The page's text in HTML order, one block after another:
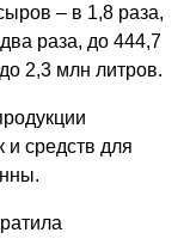
– в 1,8 раза,
раза, до 444,7
2,3 млн литров.
и средств для